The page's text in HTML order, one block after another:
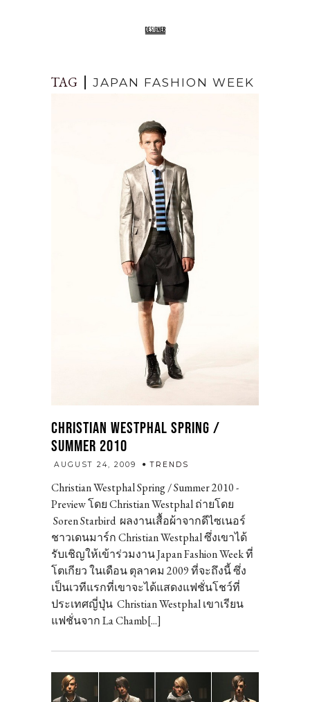
TAG JAPAN FASHION WEEK
CHRISTIAN WESTPHAL SPRING /
SUMMER 2010
AUGUST 24, 2009 TRENDS
Christian Westphal Spring / Summer 2010 -
Preview โดย Christian Westphal ถ่ายโดย
Soren Starbird ผลงานเสื้อผ้าจากดีไซเนอร์
ชาวเดนมาร์ก Christian Westphal ซึ่งเขาได้
รับเชิญให้เข้าร่วมงาน Japan Fashion Week ที่
โตเกียว ในเดือน ตุลาคม 2009 ที่จะถึงนี้ ซึ่ง
เป็นเวทีแรกที่เขาจะได้แสดงแฟชั่นโชว์ที่
ประเทศญี่ปุ่น Christian Westphal เขาเรียน
แฟชั่นจาก La Chamb[...]